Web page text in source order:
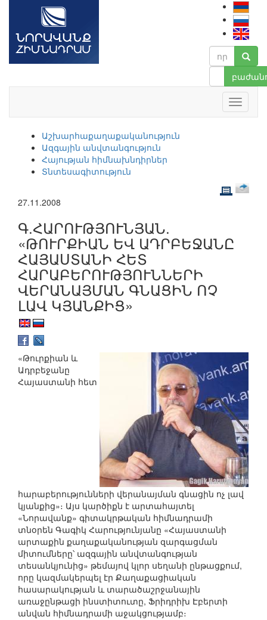
Աշխարհաքաղաքականություն
Ազգային անվտանգություն
Հայության հիմնախնդիրներ
Տնտեսագիտություն
27.11.2008
Գ.ՀԱՐՈՒԹՅՈՒՆՅԱՆ.
«ԹՈՒՐՔԻԱՆ ԵՎ ԱԴՐԲԵՋԱՆԸ
ՀԱՅԱՍՏԱՆԻ ՀԵՏ
ՀԱՐԱԲԵՐՈՒԹՅՈՒՆՆԵՐԻ
ՎԵՐԱՆԱՅՄԱՆ ԳՆԱՑԻՆ ՈՉ
ԼԱՎ ԿՅԱՆՔԻՑ»
«Թուրքիան և
Ադրբեջանը
Հայաստանի հետ
հարաբերությունների վերանայման գնացին ոչ լավ
կյանքից»։ Այս կարծիքն է արտահայտել
«Նորավանք» գիտակրթական հիմնադրամի
տնօրեն Գագիկ Հարությունյանը «Հայաստանի
արտաքին քաղաքականության զարգացման
միտումները՝ ազգային անվտանգության
տեսանկյունից» թեմայով կլոր սեղանի ընթացքում,
որը կազմակերպել էր Քաղաքացիական
հասարակության և տարածաշրջանային
առաջընթացի ինստիտուտը, Ֆրիդրիխ Էբերտի
անվան հիմնադրամի աջակցությամբ։